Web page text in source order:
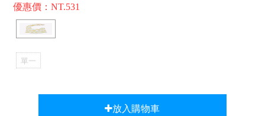
優惠價：NT.531
單一
選項
放入購物車